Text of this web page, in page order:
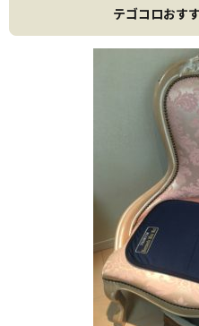
テゴコロおす